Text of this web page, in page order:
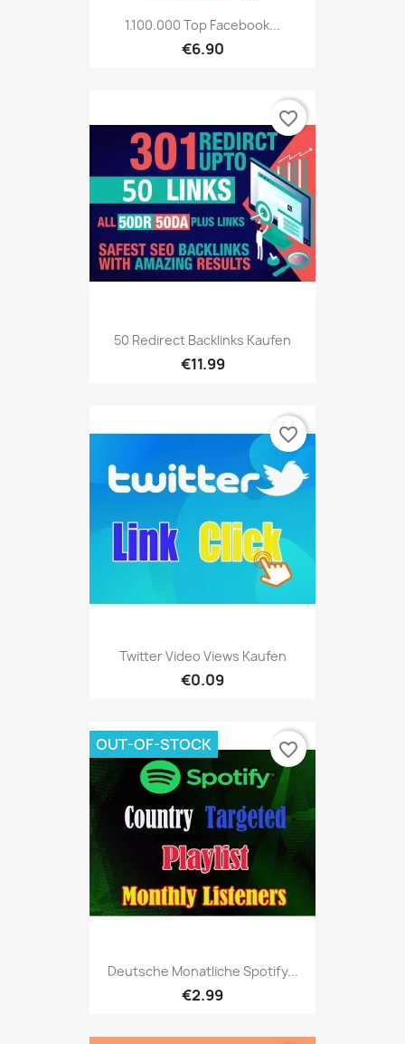
1.100.000 Top Facebook...
€6.90
50 Redirect Backlinks Kaufen
€11.99
favorite_border
Twitter Video Views Kaufen
€0.09
favorite_border
Deutsche Monatliche Spotify...
€2.99
OUT-OF-STOCK favorite_border